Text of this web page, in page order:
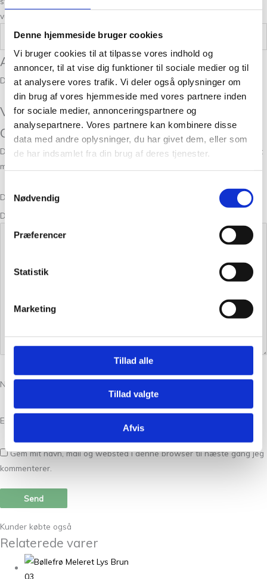
Denne hjemmeside bruger cookies
Vi bruger cookies til at tilpasse vores indhold og
annoncer, til at vise dig funktioner til sociale medier og til
at analysere vores trafik. Vi deler også oplysninger om
din brug af vores hjemmeside med vores partnere inden
for sociale medier, annonceringspartnere og
analysepartnere. Vores partnere kan kombinere disse
data med andre oplysninger, du har givet dem, eller som
de har indsamlet fra din brug af deres tjenester.
Nødvendig
Præferencer
Statistik
Marketing
Tillad alle
Tillad valgte
Afvis
vej med dine fremtidige strikkeeventyr.
Vægt 0,05 kg
Anmeldelser
Der er endnu ikke nogle anmeldelser.
Vær den første til at anmelde “Bøllefrø Lys
Grå Meleret 01”
Din e-mailadresse vil ikke blive publiceret. Krævede felter er markeret
med
Din bedømmelse
Din anmeldelse
Navn
E-mail
Gem mit navn, mail og websted i denne browser til næste gang jeg
kommenterer.
Kunder købte også
Relaterede varer